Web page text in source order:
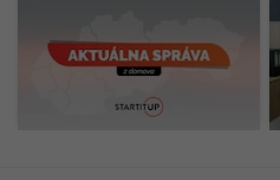
Slovnafte pod kontrolou,
príčina sa bude
vyšetrovať